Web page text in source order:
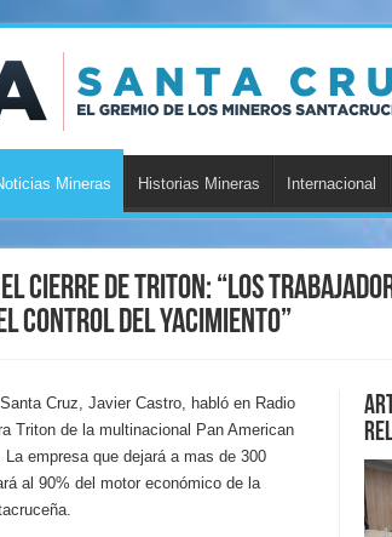
Mineras Historias Mineras Internacional
cierre de Triton: “Los
control del yacimiento”
Cruz, Javier Castro, habló en Radio
Triton de la multinacional Pan American
empresa que dejará a mas de 300
al 90% del motor económico de la